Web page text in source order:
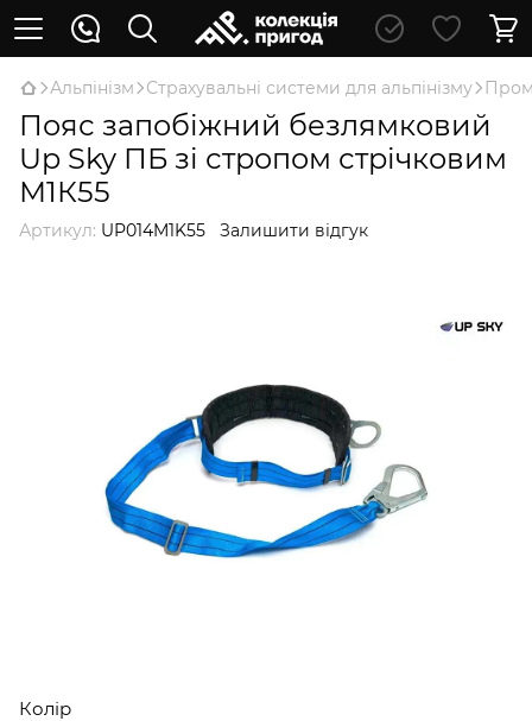
Альпінізм Страхувальні системи для альпінізму
Пояс запобіжний безлямковий
Up Sky ПБ зі стропом стрічковим
М1К55
Артикул: UP014M1K55 Залишити відгук
Колір